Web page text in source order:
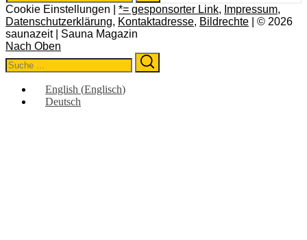
Cookie Einstellungen | *= gesponsorter Link, Impressum,
Datenschutzerklärung, Kontaktadresse, Bildrechte | © 2026
saunazeit | Sauna Magazin
Nach Oben
Search
for:
English (Englisch)
Deutsch